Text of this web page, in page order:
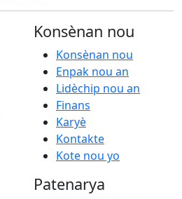
Konsènan nou
Konsènan nou
Enpak nou an
Lidèchip nou an
Finans
Karyè
Kontakte
Kote nou yo
Patenarya